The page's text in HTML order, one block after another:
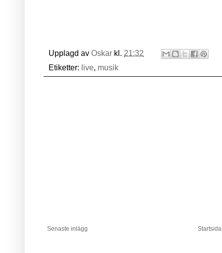
Upplagd av Oskar kl. 21:32
Etiketter: live, musik
Senaste inlägg Startsida